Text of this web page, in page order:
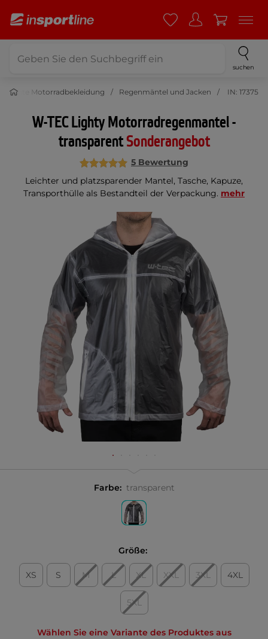
suchen
Motorradbekleidung Regenmäntel und Jacken IN: 17375
W-TEC Lighty Motorradregenmantel -
transparentSonderangebot
5 Bewertung
Leichter und platzsparender Mantel, Tasche, Kapuze,
Transporthülle als Bestandteil der Verpackung. mehr
Farbe: transparent
Größe:
XS S M L XL XXL 3XL 4XL
5XL
Wählen Sie eine Variante des Produktes aus